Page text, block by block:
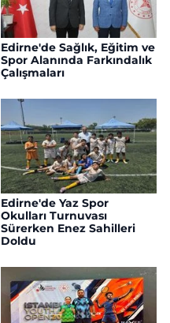
Edirne'de Sağlık, Eğitim ve
Spor Alanında Farkındalık
Çalışmaları
Edirne'de Yaz Spor
Okulları Turnuvası
Sürerken Enez Sahilleri
Doldu